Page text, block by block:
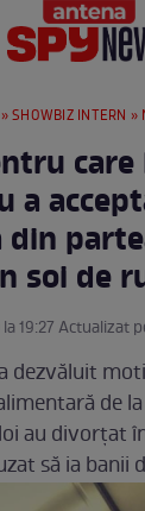
»SHOWBIZ INTERN »
care
a
soi de
19:27 Actualizat
dezvăluit
de
au divorțat
să ia banii